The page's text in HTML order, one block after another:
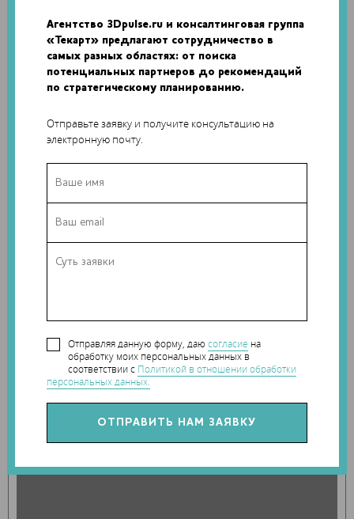
Агентство 3Dpulse.ru и консалтинговая группа
«Текарт» предлагают сотрудничество в
самых разных областях: от поиска
потенциальных партнеров до рекомендаций
по стратегическому планированию.
Отправьте заявку и получите консультацию на
электронную почту.
Отправляя данную форму, даюсогласие на
обработку моих персональных данных в
соответствии с Политикой в отношении обработки
персональных данных.
Постообработка — один из важнейших этапов
изделие приобретает гладкий и глянцевый вид, который